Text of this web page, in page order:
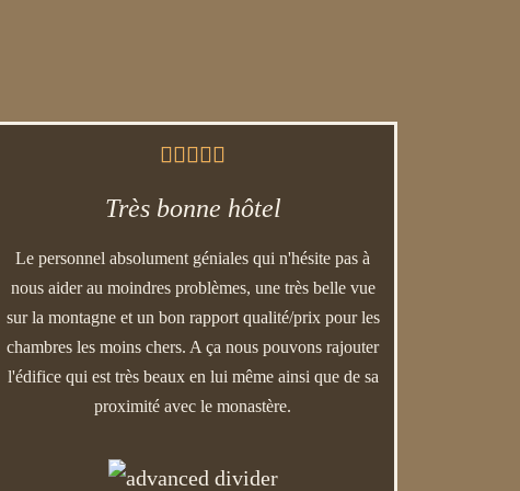

Très bonne hôtel
Le personnel absolument géniales qui n'hésite pas à
nous aider au moindres problèmes, une très belle vue
sur la montagne et un bon rapport qualité/prix pour les
chambres les moins chers. A ça nous pouvons rajouter
l'édifice qui est très beaux en lui même ainsi que de sa
proximité avec le monastère.